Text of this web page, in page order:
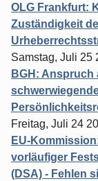
OLG Frankfurt:
Zuständigkeit
Samstag, Juli 25
BGH:
Freitag, Juli 24
EU-
vorläufiger
(DSA) - Fehlen